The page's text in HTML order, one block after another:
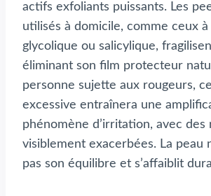
actifs exfoliants puissants. Les
utilisés à domicile, comme ceux à
glycolique ou salicylique,
éliminant son film protecteur
personne sujette aux rougeurs,
excessive entraînera une
phénomène d’irritation, avec des
visiblement exacerbées. La peau
pas son équilibre et s’affaiblit